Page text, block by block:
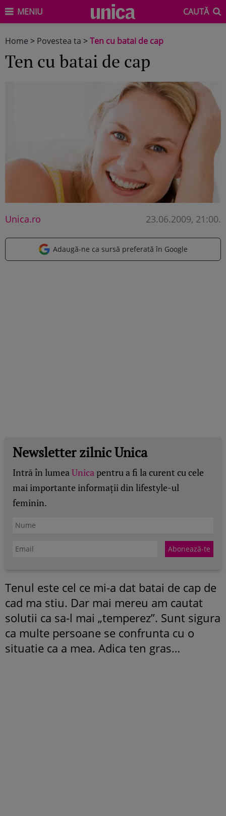
MENIU CAUTĂ
Home > Povestea ta >Ten cu batai de cap
Ten cu batai de cap
Unica.ro 23.06.2009, 21:00.
Adaugă-ne ca sursă preferată în Google
Newsletter zilnic Unica
Intră în lumeaUnicapentru a fi la curent cu cele
mai importante informații din lifestyle-ul
feminin.
Tenul este cel ce mi-a dat batai de cap de
cad ma stiu. Dar mai mereu am cautat
solutii ca sa-l mai „temperez”. Sunt sigura
ca multe persoane se confrunta cu o
situatie ca a mea. Adica ten gras…